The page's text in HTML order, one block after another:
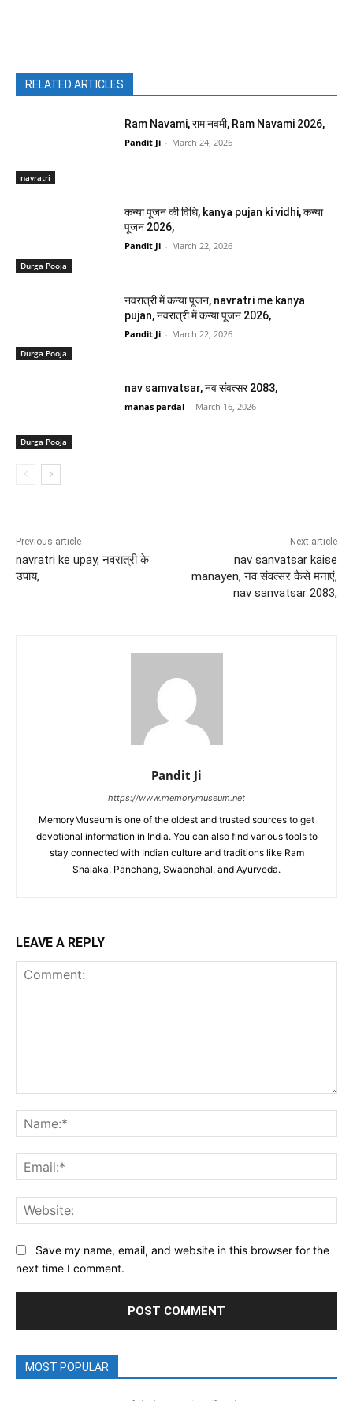
RELATED ARTICLES
navratri
Ram Navami, राम नवमी, Ram Navami 2026,
Pandit Ji - March 24, 2026
Durga Pooja
कन्या पूजन की विधि, kanya pujan ki vidhi, कन्या
पूजन 2026,
Pandit Ji - March 22, 2026
Durga Pooja
नवरात्री में कन्या पूजन, navratri me kanya
pujan, नवरात्री में कन्या पूजन 2026,
Pandit Ji - March 22, 2026
Durga Pooja
nav samvatsar, नव संवत्सर 2083,
manas pardal - March 16, 2026
Previous article
navratri ke upay, नवरात्री के
उपाय,
Next article
nav sanvatsar kaise
manayen, नव संवत्सर कैसे मनाएं,
nav sanvatsar 2083,
Pandit Ji
https://www.memorymuseum.net
MemoryMuseum is one of the oldest and trusted sources to get
devotional information in India. You can also find various tools to
stay connected with Indian culture and traditions like Ram
Shalaka, Panchang, Swapnphal, and Ayurveda.
LEAVE A REPLY
Save my name, email, and website in this browser for the
next time I comment.
MOST POPULAR